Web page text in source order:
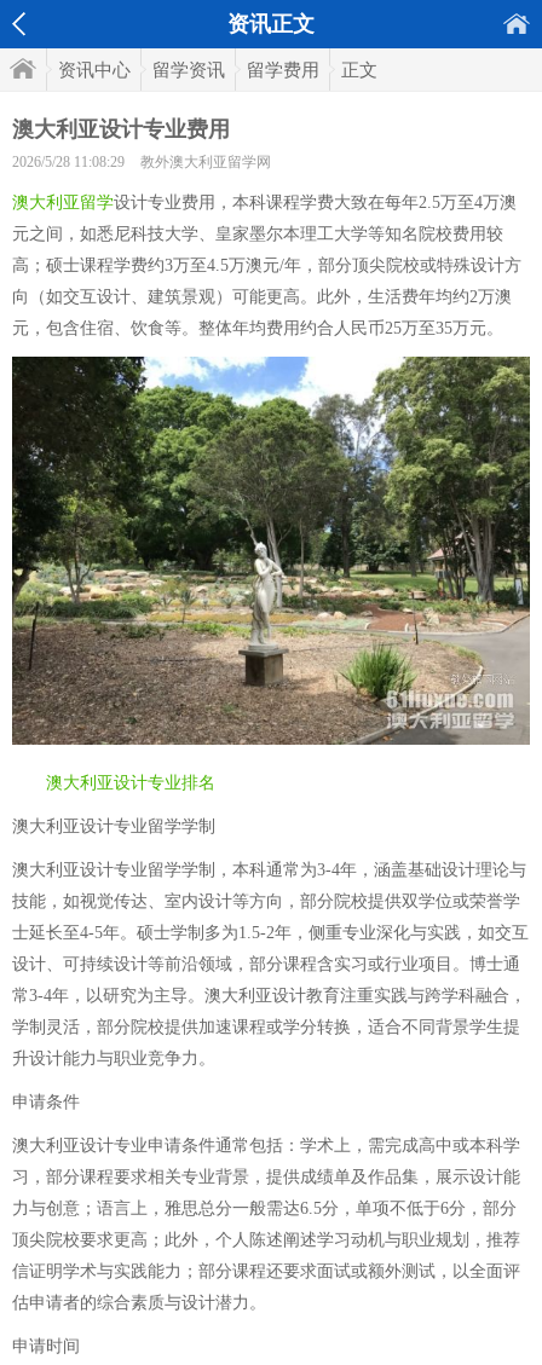
资讯正文
资讯中心 留学资讯 留学费用 正文
澳大利亚设计专业费用
2026/5/28 11:08:29 教外澳大利亚留学网
澳大利亚留学设计专业费用，本科课程学费大致在每年2.5万至4万澳
元之间，如悉尼科技大学、皇家墨尔本理工大学等知名院校费用较
高；硕士课程学费约3万至4.5万澳元/年，部分顶尖院校或特殊设计方
向（如交互设计、建筑景观）可能更高。此外，生活费年均约2万澳
元，包含住宿、饮食等。整体年均费用约合人民币25万至35万元。
澳大利亚设计专业排名
澳大利亚设计专业留学学制
澳大利亚设计专业留学学制，本科通常为3-4年，涵盖基础设计理论与
技能，如视觉传达、室内设计等方向，部分院校提供双学位或荣誉学
士延长至4-5年。硕士学制多为1.5-2年，侧重专业深化与实践，如交互
设计、可持续设计等前沿领域，部分课程含实习或行业项目。博士通
常3-4年，以研究为主导。澳大利亚设计教育注重实践与跨学科融合，
学制灵活，部分院校提供加速课程或学分转换，适合不同背景学生提
升设计能力与职业竞争力。
申请条件
澳大利亚设计专业申请条件通常包括：学术上，需完成高中或本科学
习，部分课程要求相关专业背景，提供成绩单及作品集，展示设计能
力与创意；语言上，雅思总分一般需达6.5分，单项不低于6分，部分
顶尖院校要求更高；此外，个人陈述阐述学习动机与职业规划，推荐
信证明学术与实践能力；部分课程还要求面试或额外测试，以全面评
估申请者的综合素质与设计潜力。
申请时间